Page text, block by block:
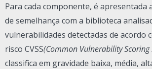
Para cada componente, é apresentada
de semelhança com a biblioteca
vulnerabilidades detectadas de acordo
risco CVSS(Common Vulnerability Scoring
classifica em gravidade baixa, média,